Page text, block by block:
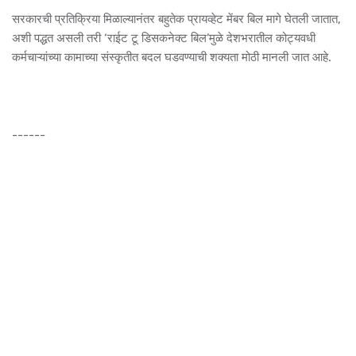
सरकारची प्रतिक्रिया मिळाल्यानंतर बहुतेक प्रायव्हेट मेंबर बिल मागे घेतली जातात,
अशी पद्धत असली तरी ‘राईट टू डिसकनेक्ट बिल’मुळे देशभरातील कोट्यवधी
कर्मचाऱ्यांच्या कामाच्या संस्कृतीत बदल घडवण्याची शक्यता मोठी मानली जात आहे.
------